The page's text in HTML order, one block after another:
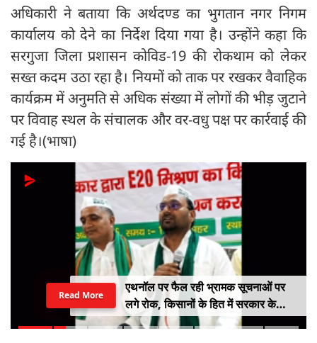
अधिकारी ने बताया कि अर्थदण्ड का भुगतान नगर निगम
कार्यालय को देने का निर्देश दिया गया है। उन्होंने कहा कि
सरगुजा जिला प्रशासन कोविड-19 की रोकथाम को लेकर
सख्त कदम उठा रहा है। नियमों को ताक पर रखकर वैवाहिक
कार्यक्रम में अनुमति से अधिक संख्या में लोगों की भीड़ जुटाने
पर विवाह स्थल के संचालक और वर-वधु पक्ष पर कार्रवाई की
गई है।(भाषा)
एथनॉल पर फैल रही भ्रामक सूचनाओं पर
लगे रोक, किसानों के हित में सरकार के
सकारात्मक निर्णयों का हो समर्थन
Read More